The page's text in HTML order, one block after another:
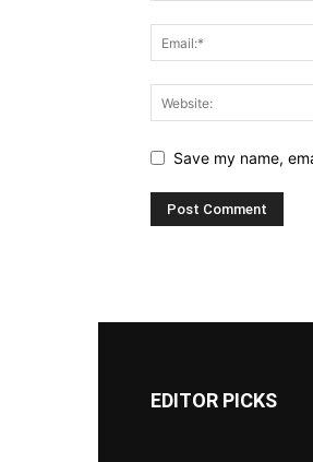
Save my name,
EDITOR PICKS